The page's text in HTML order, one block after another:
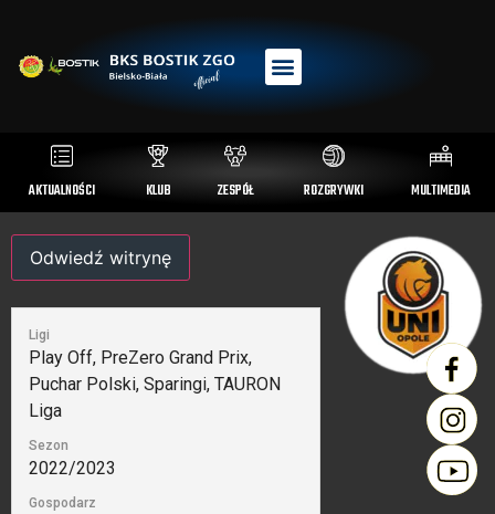
AKTUALNOŚCI KLUB ZESPÓŁ ROZGRYWKI MULTIMEDIA
Ligi
Play Off, PreZero Grand Prix,
Puchar Polski, Sparingi, TAURON
Liga
Sezon
2022/2023
Gospodarz